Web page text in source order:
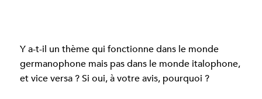
Y a-t-il un thème qui fonctionne dans le monde
germanophone mais pas dans le monde italophone,
et vice versa ? Si oui, à votre avis, pourquoi ?